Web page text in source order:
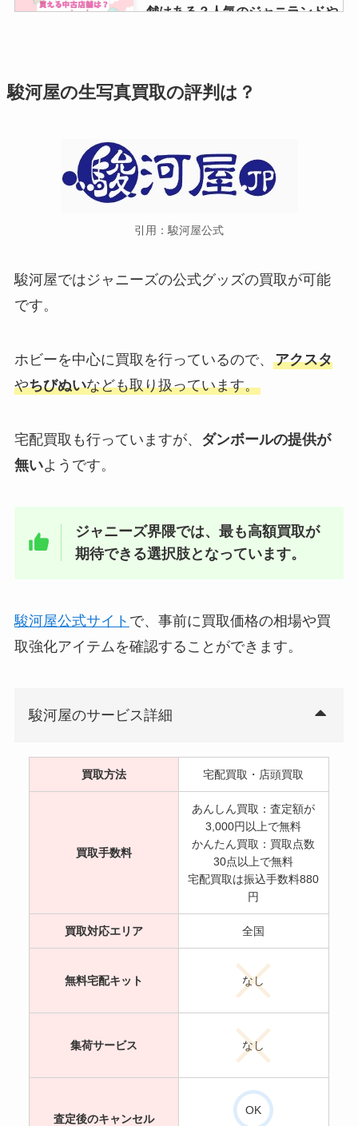
舗はある？人気のジャニランドや
映画パンフレット買取はブックオ
ジャニーズコンサートは新規が当
のみの真相も！
スノーマンのダンス上手い順は？
り覚え早い順も調査
は？玉森裕太からのプレゼント？
け方は？定価やブックオフに売っ
ているかも調査
公式紹介！決め方やメンバーの年
駿河屋の生写真買取の評判は？
引用：駿河屋公式
駿河屋ではジャニーズの公式グッズの買取が可能
です。
ホビーを中心に買取を行っているので、 アクスタ
やちびぬいなども取り扱っています。
宅配買取も行っていますが、 ダンボールの提供が
無いようです。
ジャニーズ界隈では、最も高額買取が
期待できる選択肢となっています。
駿河屋公式サイト で、事前に買取価格の相場や買
取強化アイテムを確認することができます。
駿河屋のサービス詳細
買取方法 宅配買取・店頭買取
買取手数料
あんしん買取：査定額が
3,000円以上で無料
かんたん買取：買取点数
30点以上で無料
宅配買取は振込手数料880
円
買取対応エリア 全国
無料宅配キット なし
集荷サービス なし
査定後のキャンセル
OK